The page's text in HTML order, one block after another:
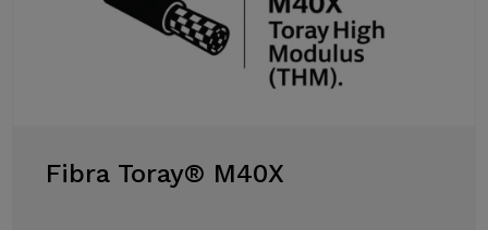
Fibra Toray® M40X